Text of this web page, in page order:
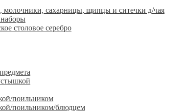
молочники, сахарницы, щипцы и ситечки д/чая
столовое серебро
поильником
поильником/блюдцем